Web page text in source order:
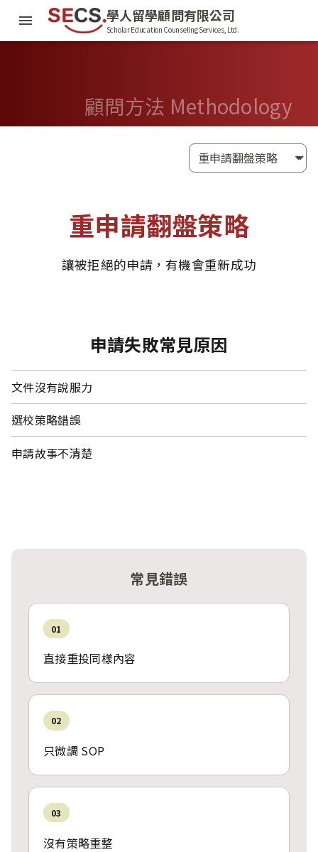
學人留學顧問有限公司
Scholar Education Counseling Services, Ltd.
顧問方法 Methodology
重申請翻盤策略
讓被拒絕的申請，有機會重新成功
申請失敗常見原因
文件沒有說服力
選校策略錯誤
申請故事不清楚
常見錯誤
01
直接重投同樣內容
02
只微調 SOP
03
沒有策略重整